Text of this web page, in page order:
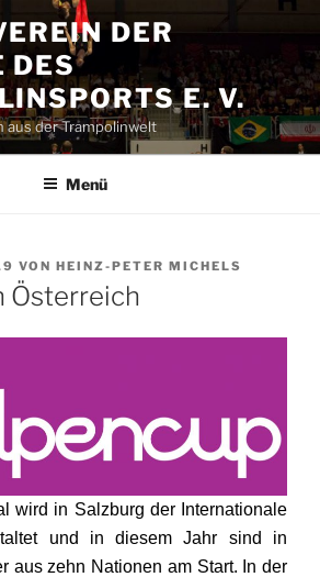
DER
DES
E. V.
aus der Trampolinwelt
Menü
VON HEINZ-PETER MICHELS
Österreich
wird in Salzburg der Internationale
und in diesem Jahr sind in
aus zehn Nationen am Start. In der